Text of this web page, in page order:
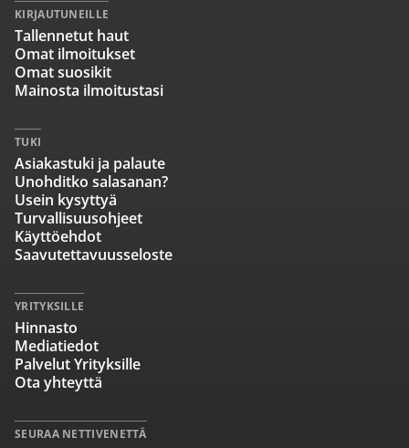
SEURAA NETTIVENETTÄ
KIRJAUTUNEILLE
Tallennetut haut
Omat ilmoitukset
Omat suosikit
Mainosta ilmoitustasi
TUKI
Asiakastuki ja palaute
Unohditko salasanan?
Usein kysyttyä
Turvallisuusohjeet
Käyttöehdot
Saavutettavuusseloste
YRITYKSILLE
Hinnasto
Mediatiedot
Palvelut Yrityksille
Ota yhteyttä